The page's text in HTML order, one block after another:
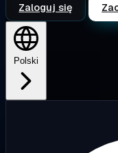
Zaloguj się
Polski